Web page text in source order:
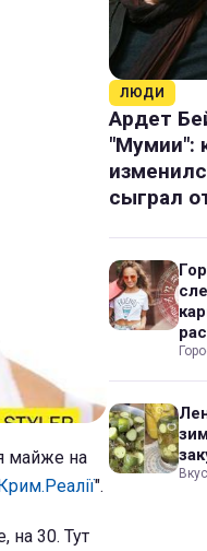
майже на
".
на 30. Тут
ЛЮДИ
Ардет
"Мумии":
сыграл